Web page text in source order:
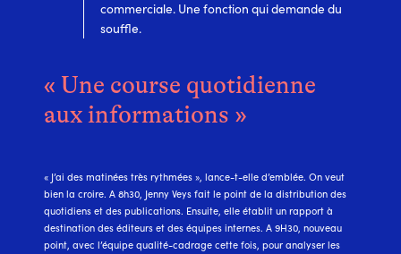
commerciale. Une fonction qui demande du
souffle.
« Une course quotidienne
aux informations »
« J’ai des matinées très rythmées », lance-t-elle d’emblée. On veut
bien la croire. A 8h30, Jenny Veys fait le point de la distribution des
quotidiens et des publications. Ensuite, elle établit un rapport à
destination des éditeurs et des équipes internes. A 9H30, nouveau
point, avec l’équipe qualité-cadrage cette fois, pour analyser les